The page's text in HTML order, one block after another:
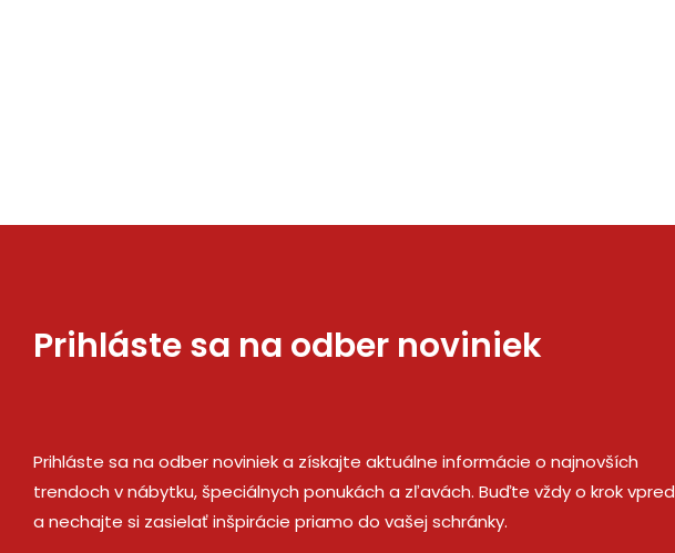
Prihláste sa na odber noviniek
Prihláste sa na odber noviniek a získajte aktuálne informácie o najnovších
trendoch v nábytku, špeciálnych ponukách a zľavách. Buďte vždy o krok vpred
a nechajte si zasielať inšpirácie priamo do vašej schránky.